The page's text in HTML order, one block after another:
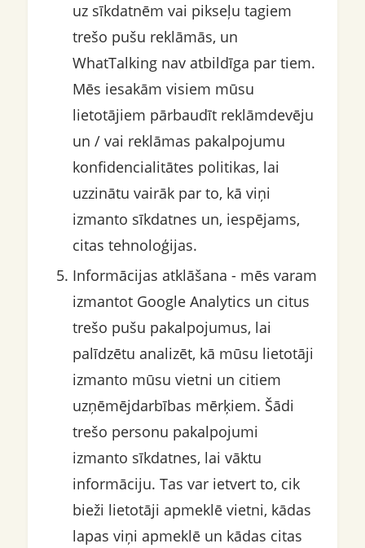
uz sīkdatnēm vai pikseļu tagiem
trešo pušu reklāmās, un
WhatTalking nav atbildīga par tiem.
Mēs iesakām visiem mūsu
lietotājiem pārbaudīt reklāmdevēju
un / vai reklāmas pakalpojumu
konfidencialitātes politikas, lai
uzzinātu vairāk par to, kā viņi
izmanto sīkdatnes un, iespējams,
citas tehnoloģijas.
Informācijas atklāšana - mēs varam
izmantot Google Analytics un citus
trešo pušu pakalpojumus, lai
palīdzētu analizēt, kā mūsu lietotāji
izmanto mūsu vietni un citiem
uzņēmējdarbības mērķiem. Šādi
trešo personu pakalpojumi
izmanto sīkdatnes, lai vāktu
informāciju. Tas var ietvert to, cik
bieži lietotāji apmeklē vietni, kādas
lapas viņi apmeklē un kādas citas